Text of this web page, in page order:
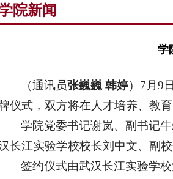
院新闻
学
（通讯员张巍巍 韩婷）7月9
仪式，双方将在人才培养、教
学院党委书记谢岚、副书记
长江实验学校校长刘中文、副
签约仪式由武汉长江实验学